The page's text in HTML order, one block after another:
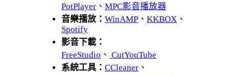
PotPlayer 、 MPC影音播放器
音樂播放： WinAMP 、 KKBOX 、
Spotify
影音下載：
FreeStudio 、 CutYouTube
系統工具： CCleaner 、